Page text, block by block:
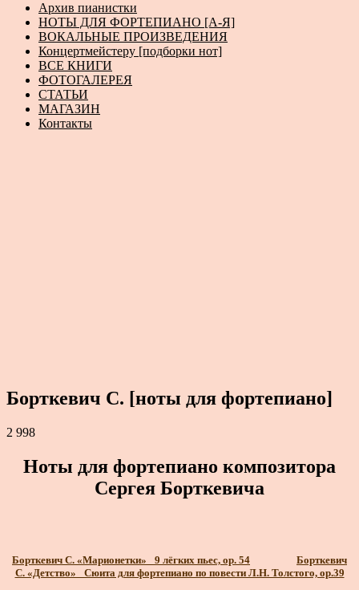
Архив пианистки
НОТЫ ДЛЯ ФОРТЕПИАНО [А-Я]
ВОКАЛЬНЫЕ ПРОИЗВЕДЕНИЯ
Концертмейстеру [подборки нот]
ВСЕ КНИГИ
ФОТОГАЛЕРЕЯ
СТАТЬИ
МАГАЗИН
Контакты
Борткевич С. [ноты для фортепиано]
2 998
Ноты для фортепиано композитора
Сергея Борткевича
Борткевич С. «Марионетки»_ 9 лёгких пьес, op. 54
Борткевич
С. «Детство» _Сюита для фортепиано по повести Л.Н. Толстого, ор.39